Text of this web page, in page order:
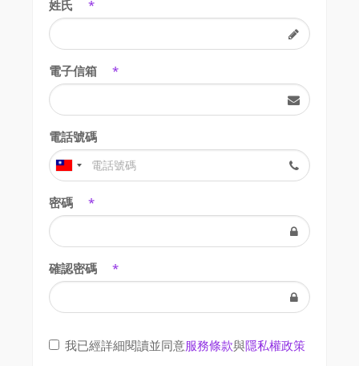
姓氏 *
電子信箱 *
電話號碼
密碼 *
確認密碼 *
我已經詳細閱讀並同意服務條款與隱私權政策